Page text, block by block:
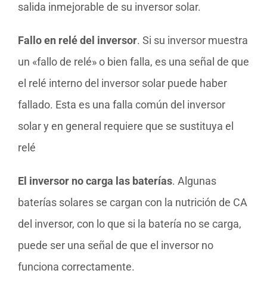
salida inmejorable de su inversor solar.
Fallo en relé del inversor. Si su inversor muestra
un «fallo de relé» o bien falla, es una señal de que
el relé interno del inversor solar puede haber
fallado. Esta es una falla común del inversor
solar y en general requiere que se sustituya el
relé
El inversor no carga las baterías. Algunas
baterías solares se cargan con la nutrición de CA
del inversor, con lo que si la batería no se carga,
puede ser una señal de que el inversor no
funciona correctamente.